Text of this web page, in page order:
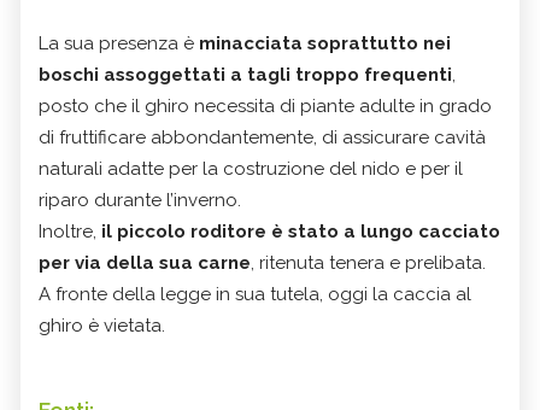
La sua presenza è minacciata soprattutto nei
boschi assoggettati a tagli troppo frequenti,
posto che il ghiro necessita di piante adulte in grado
di fruttificare abbondantemente, di assicurare cavità
naturali adatte per la costruzione del nido e per il
riparo durante l’inverno.
Inoltre, il piccolo roditore è stato a lungo cacciato
per via della sua carne, ritenuta tenera e prelibata.
A fronte della legge in sua tutela, oggi la caccia al
ghiro è vietata.